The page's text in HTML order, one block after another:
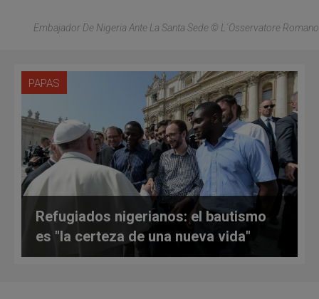
Embajador De Nigeria Ante La Santa Sede © L´Osservatore Romano
PAPAS
Refugiados nigerianos: el bautismo
es "la certeza de una nueva vida"